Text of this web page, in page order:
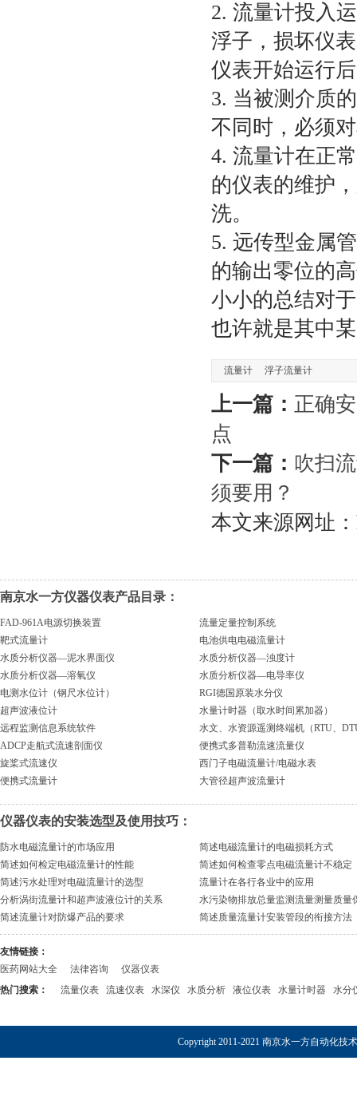
2. 流量计投入
浮子，损坏仪
仪表开始运行
3. 当被测介质
不同时，必须
4. 流量计在正
的仪表的维护
洗。
5. 远传型金属
的输出零位的
小小的总结对
也许就是其中
流量计 浮子流量计
上一篇： 正确
点
下一篇： 吹扫
须要用？
本文来源网址：
南京水一方仪器仪表产品目录：
FAD-961A电源切换装置
流量定量控制系统
靶式流量计
电池供电电磁流量计
水质分析仪器—泥水界面仪
水质分析仪器—浊度计
水质分析仪器—溶氧仪
水质分析仪器—电导率仪
电测水位计（钢尺水位计）
RGI德国原装水分仪
超声波液位计
水量计时器（取水时间累加器）
远程监测信息系统软件
水文、水资源遥测终端机（RTU、
ADCP走航式流速剖面仪
便携式多普勒流速流量仪
旋桨式流速仪
西门子电磁流量计/电磁水表
便携式流量计
大管径超声波流量计
仪器仪表的安装选型及使用技巧：
防水电磁流量计的市场应用
简述电磁流量计的电磁损耗方式
简述如何检定电磁流量计的性能
简述如何检查零点电磁流量计不稳定
简述污水处理对电磁流量计的选型
流量计在各行各业中的应用
分析涡街流量计和超声波液位计的关系
水污染物排放总量监测流量测量质量
简述流量计对防爆产品的要求
简述质量流量计安装管段的衔接方法
友情链接：
医药网站大全
法律咨询
仪器仪表
热门搜索：
流量仪表 流速仪表 水深仪 水质分析 液位仪表 水量计时器 水分
Copyright 2011-2021 南京水一方自动化技